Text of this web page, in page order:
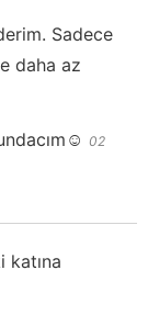
Sadece
daha az
02